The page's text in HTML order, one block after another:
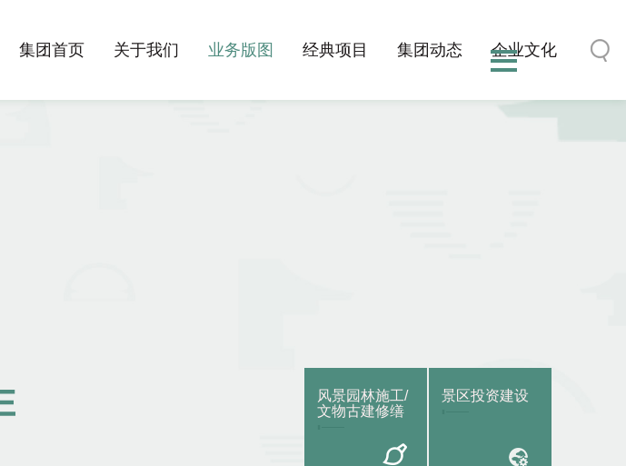
集团首页 关于我们 业务版图 经典项目 集团动态 企业文化
风景园林施工/
文物古建修缮
景区投资建设